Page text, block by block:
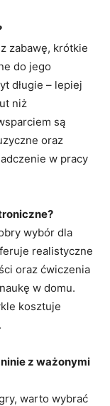
zabawę, krótkie
do jego
długie – lepiej
niż
są
oraz
w pracy
wybór dla
realistyczne
oraz ćwiczenia
w domu.
kosztuje
z ważonymi
warto wybrać